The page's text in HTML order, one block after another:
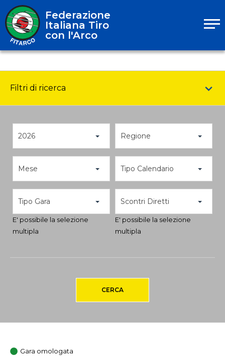
Federazione
Italiana Tiro
con l'Arco
Filtri di ricerca
2026 Regione
Mese Tipo Calendario
Tipo Gara
E' possibile la selezione
multipla
Scontri Diretti
E' possibile la selezione
multipla
CERCA
Gara omologata